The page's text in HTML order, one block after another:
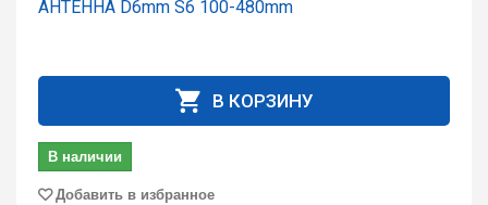
АНТЕННА D6mm S6 100-480mm
В КОРЗИНУ
В наличии
Добавить в избранное